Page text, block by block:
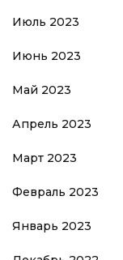
Июль 2023
Июнь 2023
Май 2023
Апрель 2023
Март 2023
Февраль 2023
Январь 2023